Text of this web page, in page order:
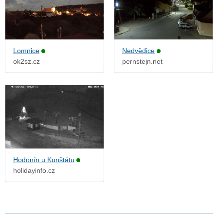
Lomnice
ok2sz.cz
Nedvědice
pernstejn.net
Hodonín u Kunštátu
holidayinfo.cz